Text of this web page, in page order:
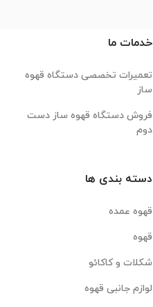
خدمات ما
تعمیرات تخصصی دستگاه قهوه
ساز
فروش دستگاه قهوه ساز دست
دوم
دسته بندی ها
قهوه عمده
قهوه
شکلات و کاکائو
لوازم جانبی قهوه